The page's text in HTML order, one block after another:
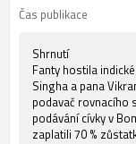
Čas publikace
Shrnutí
Fanty hostila
Singha a pana
podavač rovnacího
podávání cívky v
zaplatili 70 %